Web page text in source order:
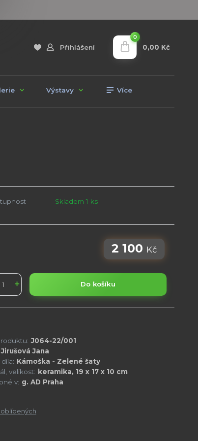
Přihlášení
0
0,00 Kč
Výstavy Více
Skladem 1 ks
2 100 Kč
Do košíku
J064-22/001
Jirušová Jana
Kámoška - Zelené šaty
velikost: keramika, 19 x 17 x 10 cm
v: g. AD Praha